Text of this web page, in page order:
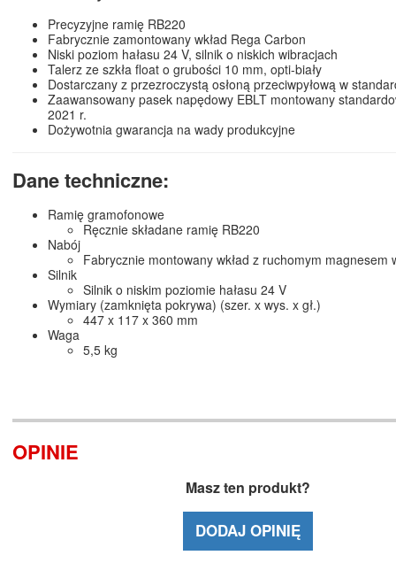
Precyzyjne ramię RB220
Fabrycznie zamontowany wkład Rega Carbon
Niski poziom hałasu 24 V, silnik o niskich wibracjach
Talerz ze szkła float o grubości 10 mm, opti-biały
Dostarczany z przezroczystą osłoną przeciwpyłową w
Zaawansowany pasek napędowy EBLT montowany
2021 r.
Dożywotnia gwarancja na wady produkcyjne
Dane techniczne:
Ramię gramofonowe
Ręcznie składane ramię RB220
Nabój
Fabrycznie montowany wkład z ruchomym magnesem
Silnik
Silnik o niskim poziomie hałasu 24 V
Wymiary (zamknięta pokrywa) (szer. x wys. x gł.)
447 x 117 x 360 mm
Waga
5,5 kg
OPINIE
Masz ten produkt?
DODAJ OPINIĘ